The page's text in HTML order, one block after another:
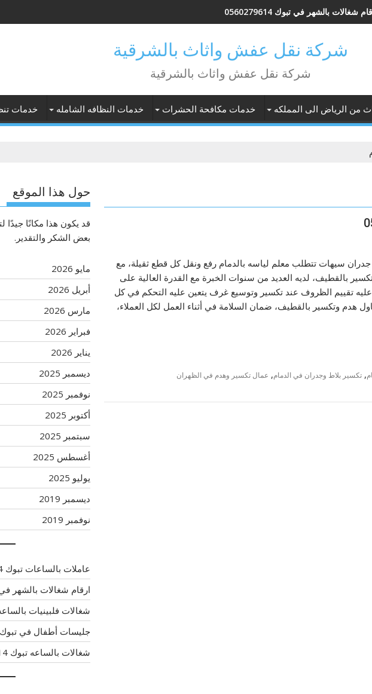
شغالات بالشهر في تبوك 0560279614
شركة نقل عفش واثاث بالشرقية
شركة نقل عفش واثاث بالشرقية
من الرياض الى المملكه خدمات مكافحة الحشرات خدمات النظافه الشامله خدمات
سيهات تتطلب معلم لياسه بالدمام رفع ونقل كل قطع ثقيلة، مع
بالقطيف، لديه العديد من سنوات الخبرة مع القدرة العالية على
تقييم الظروف عند تكسير وتوسيع غرف يتعين عليه التحكم في كل
وتكسير بالقطيف، ضمان السلامة في أثناء العمل لكل العملاء،
, تكسير بلاط وجدران في الدمام, عمال تكسير وهدم في الظهران
حول هذا الموقع
قد يكون هذا مكانًا
بعض الشكر والتقدير.
مايو 2026
أبريل 2026
مارس 2026
فبراير 2026
يناير 2026
ديسمبر 2025
نوفمبر 2025
أكتوبر 2025
سبتمبر 2025
أغسطس 2025
يوليو 2025
ديسمبر 2019
نوفمبر 2019
عاملات بالساعات تبوك 0560279614
ارقام شغالات بالشهر في تبوك
شغالات فلبينيات بالساعه تبوك
جليسات أطفال في تبوك 0560279614
شغالات بالساعه تبوك 0560279614